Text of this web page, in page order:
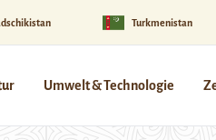
Turkmenistan
Umwelt & Technologie